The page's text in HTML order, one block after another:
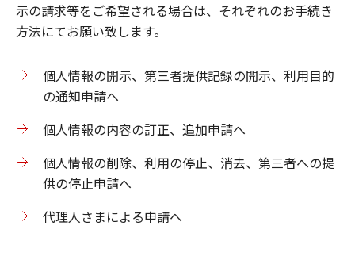
示の請求等をご希望される場合は、それぞれのお手続き
方法にてお願い致します。
個人情報の開示、第三者提供記録の開示、利用目的
の通知申請へ
個人情報の内容の訂正、追加申請へ
個人情報の削除、利用の停止、消去、第三者への提
供の停止申請へ
代理人さまによる申請へ